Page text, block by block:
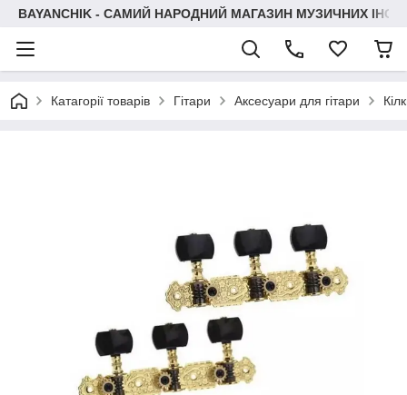
BAYANCHIK - САМИЙ НАРОДНИЙ МАГАЗИН МУЗИЧНИХ
Катагорії товарів Гітари Аксесуари для гітари